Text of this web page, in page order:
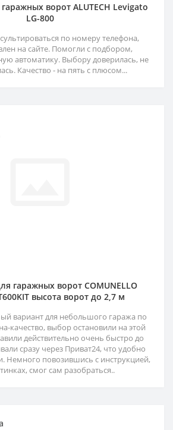
ворот ALUTECH Levigato
LG-800
по номеру телефона,
на сайте. Помогли с подбором,
автоматику. Выбору доверилась, не
Качество - на пять с плюсом...
гаражных ворот COMUNELLO
высота ворот до 2,7 м
вариант для небольшого гаража по
качество, выбор остановили на этой
действительно очень быстро до
сразу через Приват24, что удобно
Немного повозившись с инструкцией,
смог сам разобраться..